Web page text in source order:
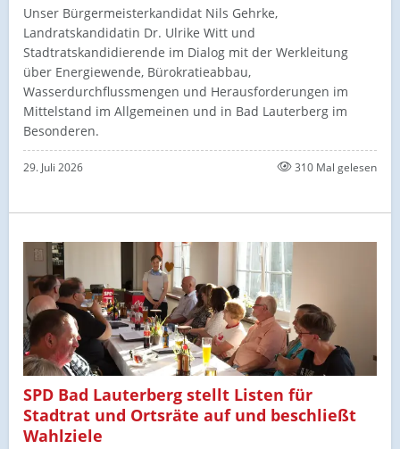
Unser Bürgermeisterkandidat Nils Gehrke,
Landratskandidatin Dr. Ulrike Witt und
Stadtratskandidierende im Dialog mit der Werkleitung
über Energiewende, Bürokratieabbau,
Wasserdurchflussmengen und Herausforderungen im
Mittelstand im Allgemeinen und in Bad Lauterberg im
Besonderen.
29. Juli 2026 310 Mal gelesen
SPD Bad Lauterberg stellt Listen für
Stadtrat und Ortsräte auf und beschließt
Wahlziele